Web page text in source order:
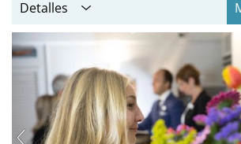
Detalles